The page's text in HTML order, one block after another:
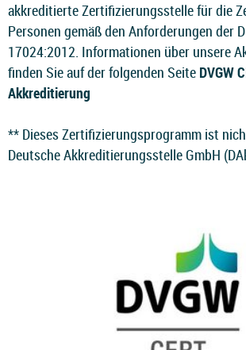
akkreditierte Zertifizierungsstelle für die
Personen gemäß den Anforderungen der
17024:2012. Informationen über unsere
finden Sie auf der folgenden Seite DVGW
Akkreditierung
** Dieses Zertifizierungsprogramm ist
Deutsche Akkreditierungsstelle GmbH